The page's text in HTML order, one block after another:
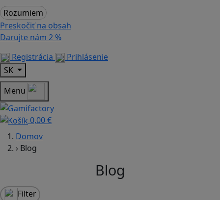
Rozumiem
Preskočiť na obsah
Darujte nám 2 %
Registrácia
Prihlásenie
SK
Menu
0,00 €
Domov
› Blog
Blog
Filter